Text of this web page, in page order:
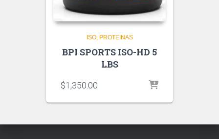
ISO PROTEINAS
BPI SPORTS ISO-HD 5
LBS
$1,350.00